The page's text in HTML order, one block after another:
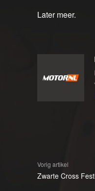
Later meer.
Vorig artikel
Zwarte Cross